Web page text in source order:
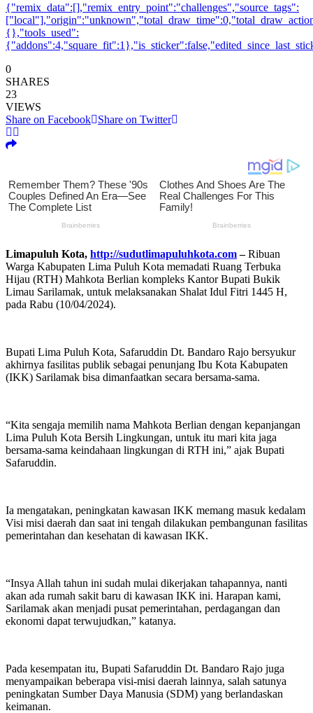
{"remix_data":[],"remix_entry_point":"challenges","source_tags":
{},"tools_used":
0
SHARES
23
VIEWS
Share on Facebook
Share on Twitter
Limapuluh Kota, http://sudutlimapuluhkota.com–Ribuan
Warga Kabupaten Lima Puluh Kota memadati Ruang Terbuka
Hijau (RTH) Mahkota Berlian kompleks Kantor Bupati Bukik
Limau Sarilamak, untuk melaksanakan Shalat Idul Fitri 1445 H,
pada Rabu (10/04/2024).
Bupati Lima Puluh Kota, Safaruddin Dt. Bandaro Rajo bersyukur
akhirnya fasilitas publik sebagai penunjang Ibu Kota Kabupaten
(IKK) Sarilamak bisa dimanfaatkan secara bersama-sama.
“Kita sengaja memilih nama Mahkota Berlian dengan kepanjangan
Lima Puluh Kota Bersih Lingkungan, untuk itu mari kita jaga
bersama-sama keindahaan lingkungan di RTH ini,” ajak Bupati
Safaruddin.
Ia mengatakan, peningkatan kawasan IKK memang masuk kedalam
Visi misi daerah dan saat ini tengah dilakukan pembangunan fasilitas
pemerintahan dan kesehatan di kawasan IKK.
“Insya Allah tahun ini sudah mulai dikerjakan tahapannya, nanti
akan ada rumah sakit baru di kawasan IKK ini. Harapan kami,
Sarilamak akan menjadi pusat pemerintahan, perdagangan dan
ekonomi dapat terwujudkan,” katanya.
Pada kesempatan itu, Bupati Safaruddin Dt. Bandaro Rajo juga
menyampaikan beberapa visi-misi daerah lainnya, salah satunya
peningkatan Sumber Daya Manusia (SDM) yang berlandaskan
keimanan.